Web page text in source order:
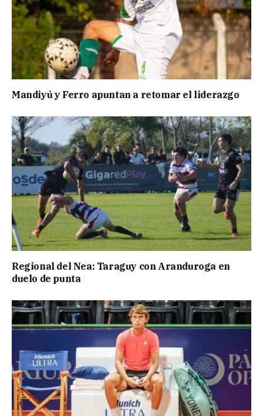
Mandiyú y Ferro apuntan a retomar el liderazgo
Regional del Nea: Taraguy con Aranduroga en
duelo de punta